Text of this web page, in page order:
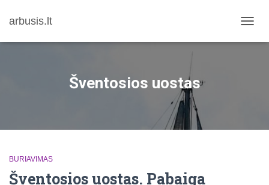
arbusis.lt
Šventosios uostas
BURIAVIMAS
Šventosios uostas. Pabaiga